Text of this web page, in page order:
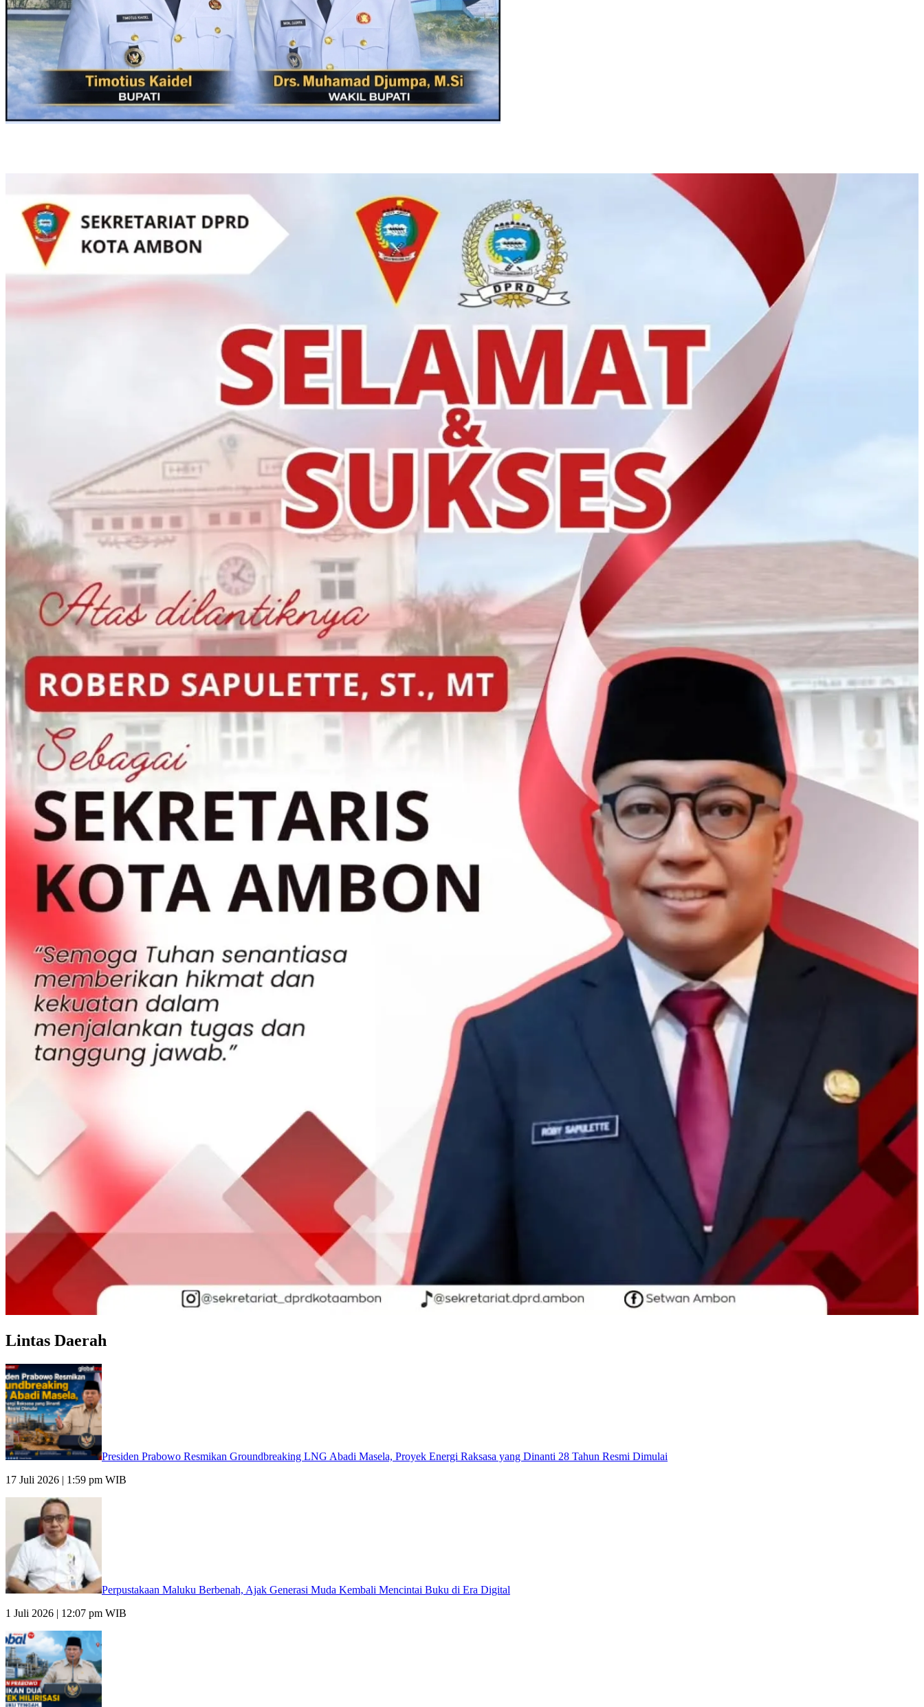
Lintas Daerah
Presiden Prabowo Resmikan Groundbreaking LNG Abadi Masela, Proyek Energi Raksasa yang Dinanti 28 Tahun Resmi Dimulai
17 Juli 2026 | 1:59 pm WIB
Perpustakaan Maluku Berbenah, Ajak Generasi Muda Kembali Mencintai Buku di Era Digital
1 Juli 2026 | 12:07 pm WIB